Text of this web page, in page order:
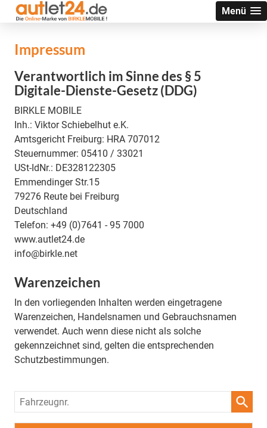
Menü
Impressum
Verantwortlich im Sinne des § 5
Digitale-Dienste-Gesetz (DDG)
BIRKLE MOBILE
Inh.: Viktor Schiebelhut e.K.
Amtsgericht Freiburg: HRA 707012
Steuernummer: 05410 / 33021
USt-IdNr.: DE328122305
Emmendinger Str.15
79276 Reute bei Freiburg
Deutschland
Telefon: +49 (0)7641 - 95 7000
www.autlet24.de
info@birkle.net
Warenzeichen
In den vorliegenden Inhalten werden eingetragene
Warenzeichen, Handelsnamen und Gebrauchsnamen
verwendet. Auch wenn diese nicht als solche
gekennzeichnet sind, gelten die entsprechenden
Schutzbestimmungen.
Fahrzeugnr.